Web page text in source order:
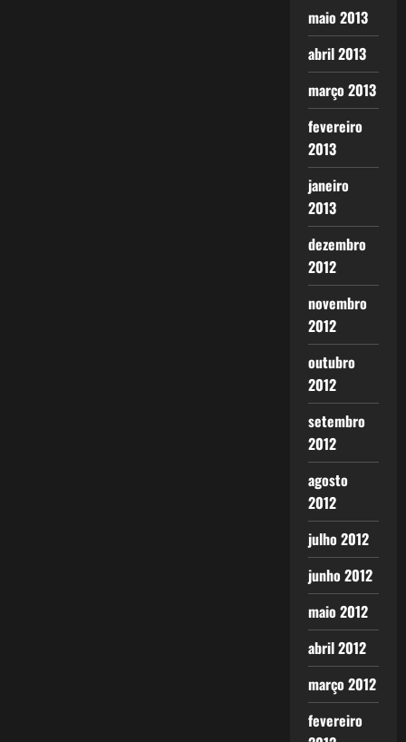
maio 2013
abril 2013
março 2013
fevereiro
2013
janeiro
2013
dezembro
2012
novembro
2012
outubro
2012
setembro
2012
agosto
2012
julho 2012
junho 2012
maio 2012
abril 2012
março 2012
fevereiro